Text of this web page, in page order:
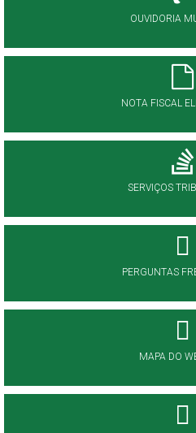
OUVIDORIA
NOTA FISCAL
SERVIÇOS
PERGUNTAS
MAPA DO